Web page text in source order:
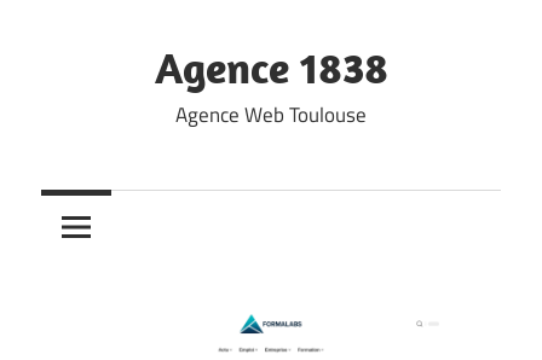
Agence 1838
Agence Web Toulouse